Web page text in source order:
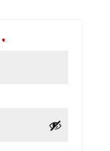
*Erforderlich